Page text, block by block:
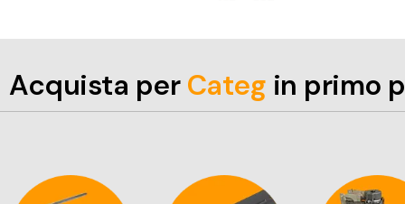
Acquista perCategori a in